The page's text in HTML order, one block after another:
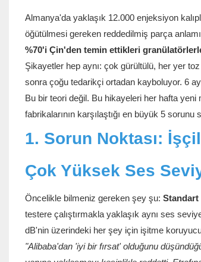
Almanya'da yaklaşık 12.000 enjeksiyon
öğütülmesi gereken reddedilmiş parça
%70'i Çin'den temin ettikleri
Şikayetler hep aynı: çok gürültülü, her yer
sonra çoğu tedarikçi ortadan kayboluyor. 6
Bu bir teori değil. Bu hikayeleri her hafta yeni
fabrikalarının karşılaştığı en büyük 5
1. Sorun Noktası:
Çok Yüksek Ses
Öncelikle bilmeniz gereken şey şu: Standart
testere çalıştırmakla yaklaşık aynı ses
dB'nin üzerindeki her şey için işitme
"Alibaba'dan 'iyi bir fırsat' olduğunu